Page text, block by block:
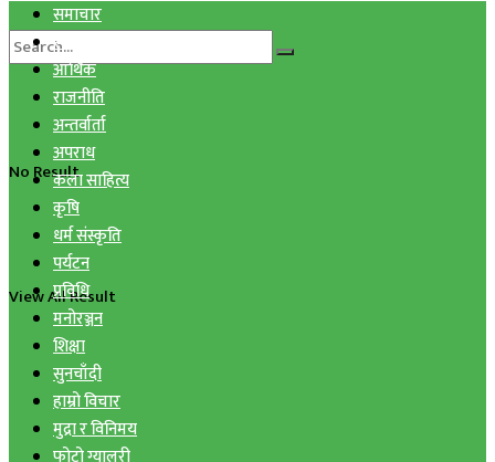
No Result
View All Result
समाचार
स्वास्थ्य
आर्थिक
राजनीति
अन्तर्वार्ता
अपराध
कला साहित्य
कृषि
धर्म संस्कृति
पर्यटन
प्रविधि
मनोरञ्जन
शिक्षा
सुनचाँदी
हाम्रो विचार
मुद्रा र विनिमय